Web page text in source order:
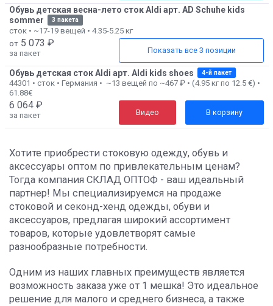
Обувь детская весна-лето сток Aldi арт. AD Schuhe kids
sommer
3 пакета
сток • ~17-19 вещей • 4.35-5.25 кг
от 5 073 ₽
за пакет Показать все 3 позиции
Обувь детская сток Aldi арт. Aldi kids shoes 4-й пакет
44301 • сток • Германия • ~13 вещей по ~467 ₽ • (4.95 кг по 12.5 €) •
61.88€
6 064 ₽
за пакет Видео В корзину
Хотите приобрести стоковую одежду, обувь и
аксессуары оптом по привлекательным ценам?
Тогда компания СКЛАД ОПТОФ - ваш идеальный
партнер! Мы специализируемся на продаже
стоковой и секонд-хенд одежды, обуви и
аксессуаров, предлагая широкий ассортимент
товаров, которые удовлетворят самые
разнообразные потребности.
Одним из наших главных преимуществ является
возможность заказа уже от 1 мешка! Это идеальное
решение для малого и среднего бизнеса, а также